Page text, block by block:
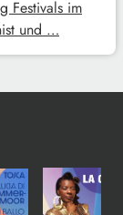
Festivals im
und …